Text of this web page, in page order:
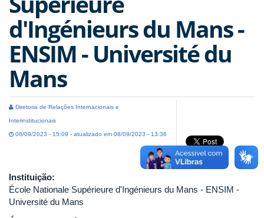
d'Ingénieurs du Mans -
ENSIM - Université du
Mans
Diretoria de Relações Internacionais e
Interinstitucionais
06/09/2023 - 15:09 - atualizado em 08/09/2023 - 13:36
Instituição:
École Nationale Supérieure d'Ingénieurs du Mans - ENSIM -
Université du Mans